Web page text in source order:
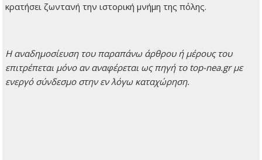
κρατήσει ζωντανή την ιστορική μνήμη της πόλης.
H αναδημοσίευση του παραπάνω άρθρου ή μέρους του
επιτρέπεται μόνο αν αναφέρεται ως πηγή το top-nea.gr με
ενεργό σύνδεσμο στην εν λόγω καταχώρηση.